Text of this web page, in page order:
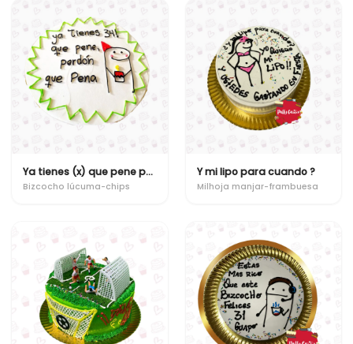
Ya tienes (x) que pene perdón que pena
Bizcocho lúcuma-chips
Y mi lipo para cuando ?
Milhoja manjar-frambuesa